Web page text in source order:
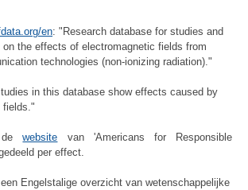
en: "Research database for studies and
on the effects of electromagnetic fields from
technologies (non-ionizing radiation)."
in this database show effects caused by
fields."
dewebsite van 'Americans for Responsible
per effect.
Engelstalige overzicht van wetenschappelijke